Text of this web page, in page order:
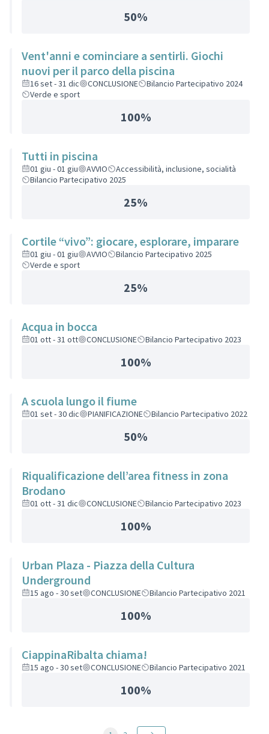
50%
Vent'anni e cominciare a sentirli. Giochi
nuovi per il parco della piscina
16 set - 31 dic CONCLUSIONE
Bilancio Partecipativo 2024
Verde e sport
100%
Tutti in piscina
01 giu - 01 giu AVVIO
Accessibilità, inclusione, socialità
Bilancio Partecipativo 2025
25%
Cortile “vivo”: giocare, esplorare, imparare
01 giu - 01 giu AVVIO
Bilancio Partecipativo 2025
Verde e sport
25%
Acqua in bocca
01 ott - 31 ott CONCLUSIONE Bilancio Partecipativo 2023
100%
A scuola lungo il fiume
01 set - 30 dic PIANIFICAZIONE Bilancio Partecipativo 2022
50%
Riqualificazione dell’area fitness in zona
Brodano
01 ott - 31 dic CONCLUSIONE Bilancio Partecipativo 2023
100%
Urban Plaza - Piazza della Cultura
Underground
15 ago - 30 set CONCLUSIONE Bilancio Partecipativo 2021
100%
CiappinaRibalta chiama!
15 ago - 30 set CONCLUSIONE Bilancio Partecipativo 2021
100%